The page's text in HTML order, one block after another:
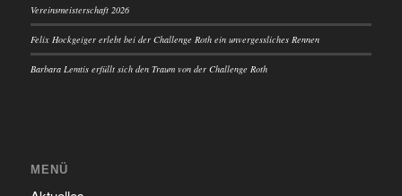
Vereinsmeisterschaft 2026
Felix Hockgeiger erlebt bei der Challenge Roth ein unvergessliches Rennen
Barbara Lemtis erfüllt sich den Traum von der Challenge Roth
MENÜ